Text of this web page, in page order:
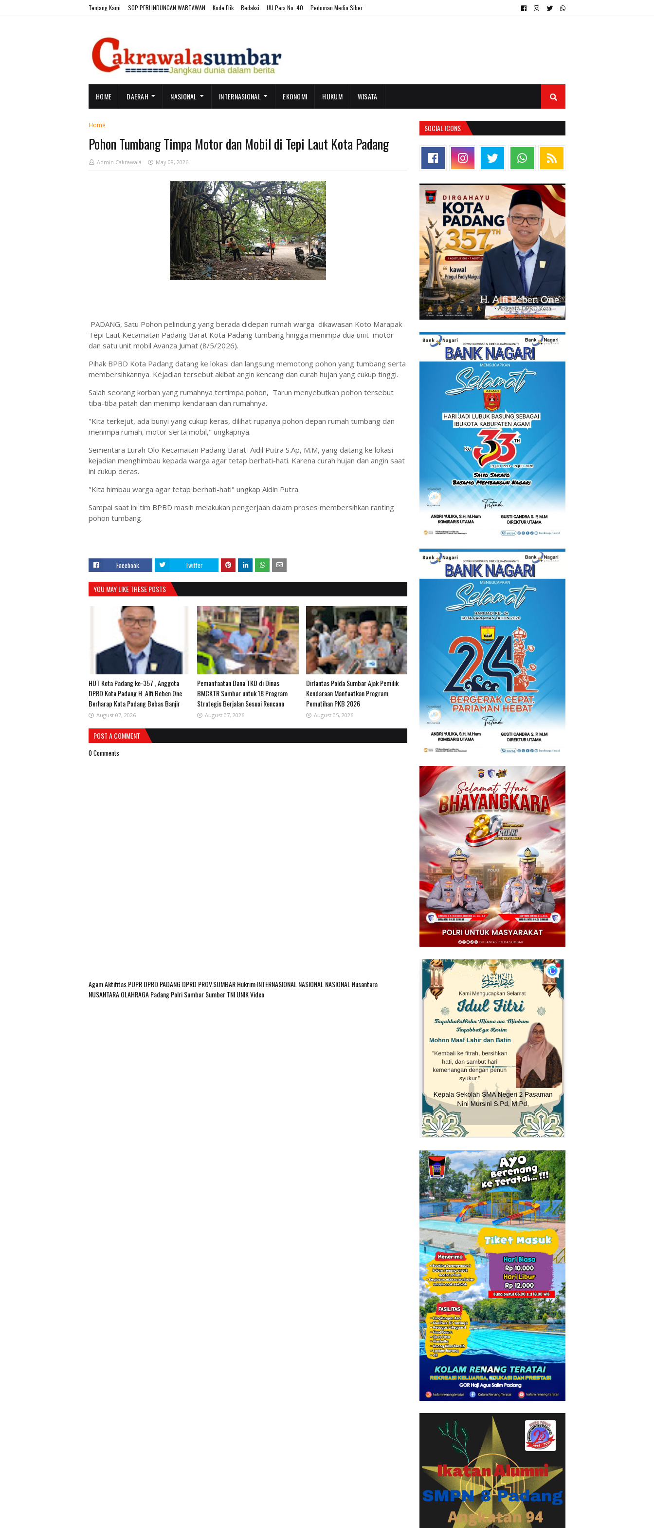
Tentang Kami SOP PERLINDUNGAN WARTAWAN Kode Etik Redaksi UU Pers No. 40 Pedoman Media Siber
HOME DAERAH NASIONAL INTERNASIONAL EKONOMI HUKUM WISATA
Home
Pohon Tumbang Timpa Motor dan Mobil di Tepi Laut Kota Padang
Admin Cakrawala May 08, 2026
PADANG, Satu Pohon pelindung yang berada didepan rumah warga dikawasan Koto Marapak
Tepi Laut Kecamatan Padang Barat Kota Padang tumbang hingga menimpa dua unit motor
dan satu unit mobil Avanza Jumat (8/5/2026).
Pihak BPBD Kota Padang datang ke lokasi dan langsung memotong pohon yang tumbang serta
membersihkannya. Kejadian tersebut akibat angin kencang dan curah hujan yang cukup tinggi.
Salah seorang korban yang rumahnya tertimpa pohon, Tarun menyebutkan pohon tersebut
tiba-tiba patah dan menimp kendaraan dan rumahnya.
"Kita terkejut, ada bunyi yang cukup keras, dilihat rupanya pohon depan rumah tumbang dan
menimpa rumah, motor serta mobil," ungkapnya.
Sementara Lurah Olo Kecamatan Padang Barat Aidil Putra S.Ap, M.M, yang datang ke lokasi
kejadian menghimbau kepada warga agar tetap berhati-hati. Karena curah hujan dan angin saat
ini cukup deras.
"Kita himbau warga agar tetap berhati-hati" ungkap Aidin Putra.
Sampai saat ini tim BPBD masih melakukan pengerjaan dalam proses membersihkan ranting
pohon tumbang.
Facebook Twitter
YOU MAY LIKE THESE POSTS
HUT Kota Padang ke-357 , Anggota
DPRD Kota Padang H. Alfi Beben One
Berharap Kota Padang Bebas Banjir
August 07, 2026
Pemanfaatan Dana TKD di Dinas
BMCKTR Sumbar untuk 18 Program
Strategis Berjalan Sesuai Rencana
August 07, 2026
Dirlantas Polda Sumbar Ajak Pemilik
Kendaraan Manfaatkan Program
Pemutihan PKB 2026
August 05, 2026
POST A COMMENT
0 Comments
AgamAktifitas PUPRDPRD PADANG DPRD PROV.SUMBARHukrimINTERNASIONAL NASIONAL NASIONAL Nusantara
NUSANTARAOLAHRAGAPadangPolriSumbarSumberTNIUNIKVideo
SOCIAL ICONS